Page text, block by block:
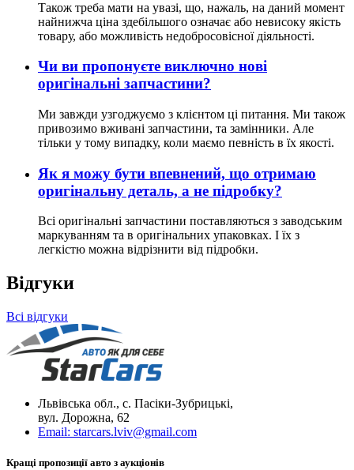
Також треба мати на увазі, що, нажаль, на даний момент
найнижча ціна здебільшого означає або невисоку якість
товару, або можливість недобросовісної діяльності.
Чи ви пропонуєте виключно нові
оригінальні запчастини?
Ми завжди узгоджуємо з клієнтом ці питання. Ми також
привозимо вживані запчастини, та замінники. Але
тільки у тому випадку, коли маємо певність в їх якості.
Як я можу бути впевнений, що отримаю
оригінальну деталь, а не підробку?
Всі оригінальні запчастини поставляються з заводським
маркуванням та в оригінальних упаковках. І їх з
легкістю можна відрізнити від підробки.
Відгуки
Всі відгуки
Львівська обл., с. Пасіки-Зубрицькі,
вул. Дорожна, 62
Email: starcars.lviv@gmail.com
Кращі пропозиції авто з аукціонів